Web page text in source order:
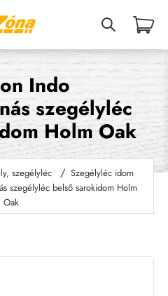
Indo
szegélyléc
Holm Oak
szegélyléc
Szegélyléc idom
szegélyléc belső sarokidom Holm
Oak